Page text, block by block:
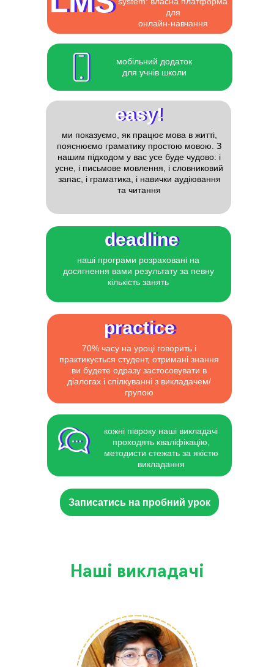
Записатись на пробний урок
practice
practice
70% часу на уроці говорить і
практикується студент, отримані знання
ви будете одразу застосовувати в
діалогах і спілкуванні з викладачем/
групою
deadline
deadline
наші програми розраховані на
досягнення вами результату за певну
кількість занять
для
онлайн-навчання
кожні півроку наші викладачі
проходять кваліфікацію,
методисти стежать за якістю
викладання
ми показуємо, як працює мова в житті,
пояснюємо граматику простою мовою. З
нашим підходом у вас усе буде чудово: і
усне, і письмове мовлення, і словниковий
запас, і граматика, і навички аудіювання
та читання
easy!
easy!
мобільний додаток
для учнів школи
Наші викладачі